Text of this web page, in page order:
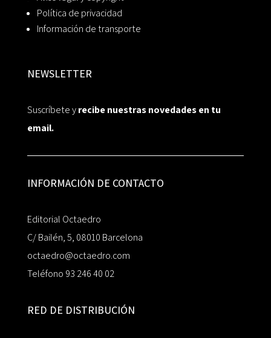
Política de privacidad
Información de transporte
NEWSLETTER
Suscríbete yrecibe nuestras novedades en tu
email.
INFORMACIÓN DE CONTACTO
Editorial Octaedro
C/ Bailén, 5, 08010 Barcelona
octaedro@octaedro.com
Teléfono 93 246 40 02
RED DE DISTRIBUCIÓN